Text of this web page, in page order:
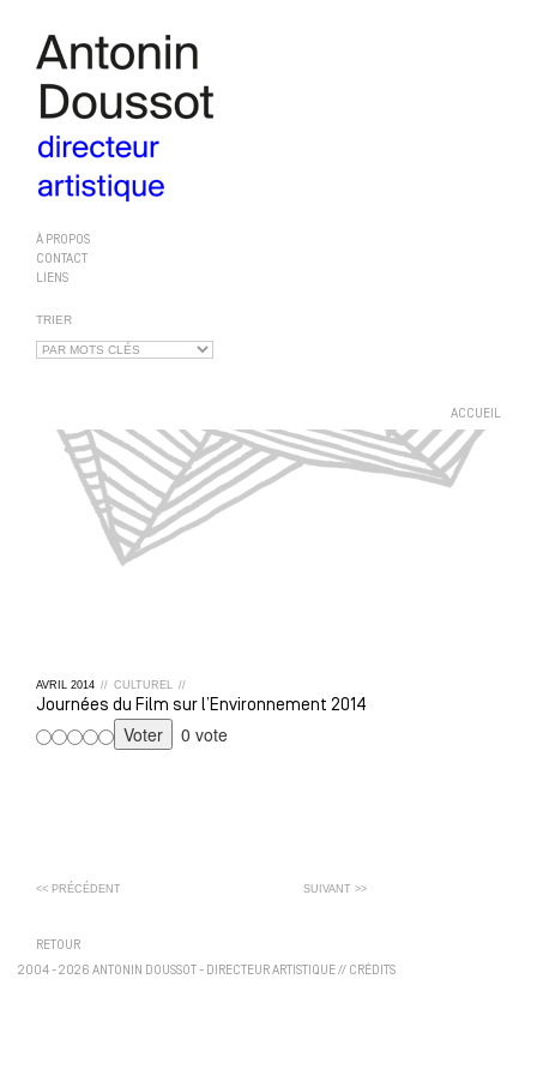
À PROPOS
CONTACT
LIENS
TRIER
ACCUEIL
AVRIL 2014 // CULTUREL //
Journées du Film sur l’Environnement 2014
0 vote
<< PRÉCÉDENT SUIVANT >>
RETOUR
2004 - 2026 ANTONIN DOUSSOT - DIRECTEUR ARTISTIQUE// CRÉDITS